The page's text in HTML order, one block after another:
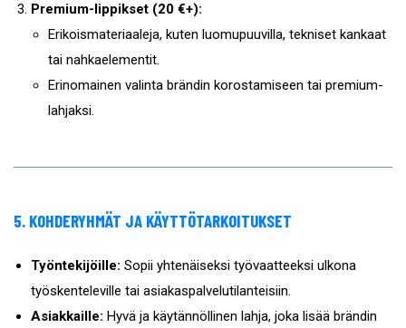
Premium-lippikset (20 €+):
Erikoismateriaaleja, kuten luomupuuvilla, tekniset kankaat
tai nahkaelementit.
Erinomainen valinta brändin korostamiseen tai premium-
lahjaksi.
5. KOHDERYHMÄT JA KÄYTTÖTARKOITUKSET
Työntekijöille: Sopii yhtenäiseksi työvaatteeksi ulkona
työskenteleville tai asiakaspalvelutilanteisiin.
Asiakkaille: Hyvä ja käytännöllinen lahja, joka lisää brändin